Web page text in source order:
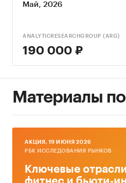
Май, 2026
ANALYTICRESEARCHGROUP (ARG)
190 000 ₽
Материалы
AКЦИЯ, 19 ИЮНЯ 2026
РБК ИССЛЕДОВАНИЯ РЫНКОВ
Ключевые